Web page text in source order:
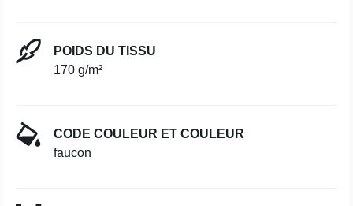
POIDS DU TISSU
170 g/m²
CODE COULEUR ET COULEUR
faucon